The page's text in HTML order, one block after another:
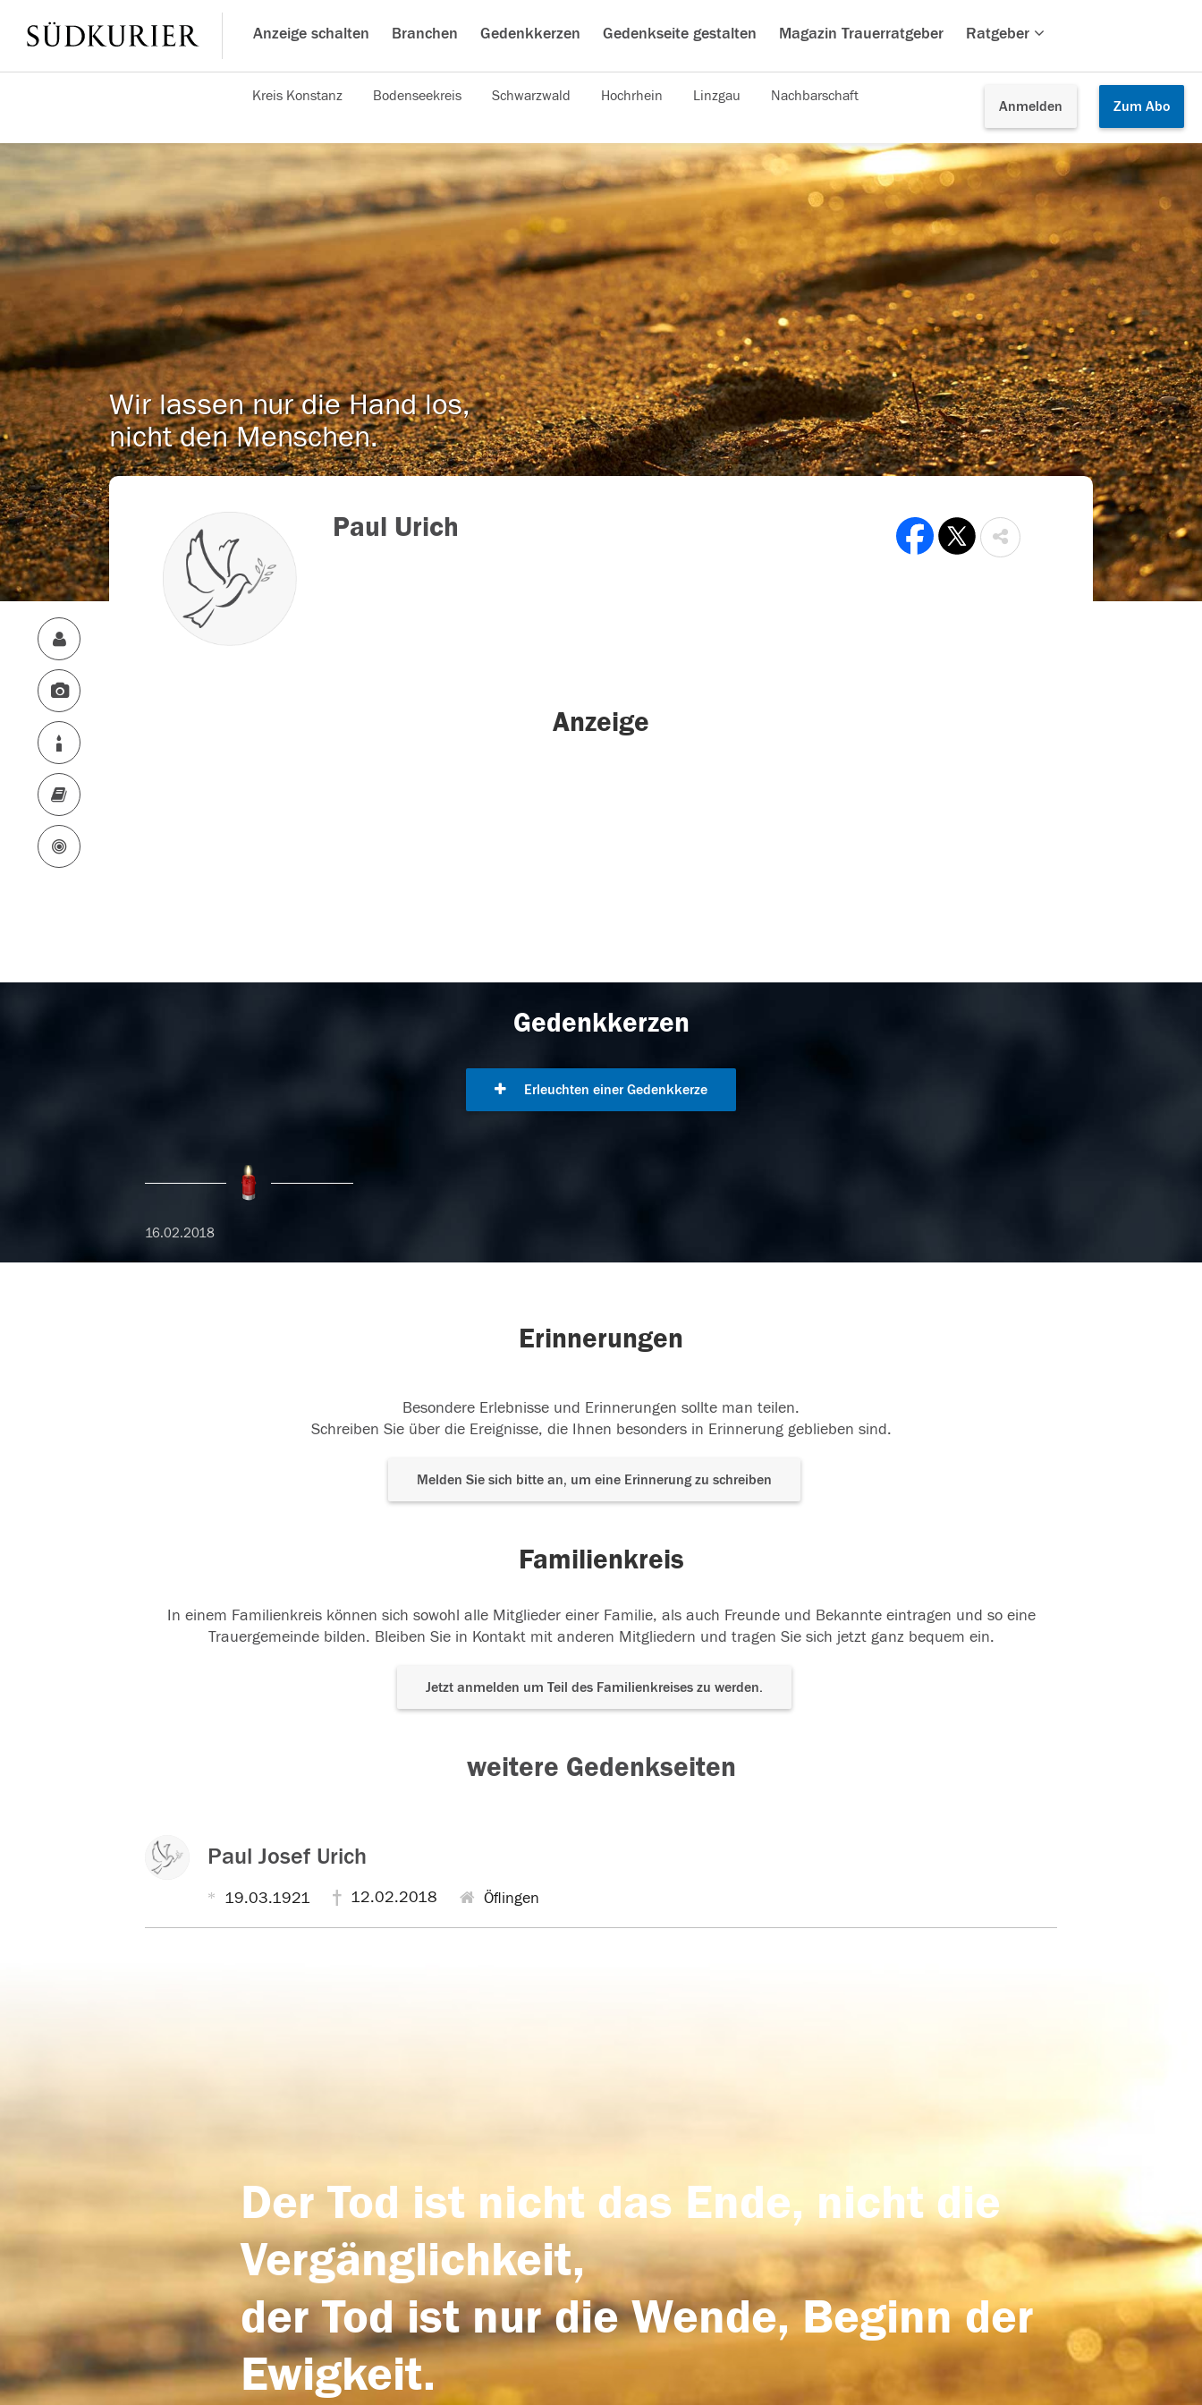
Anzeige schalten Branchen Gedenkkerzen Gedenkseite gestalten Magazin Trauerratgeber Ratgeber
Anmelden Zum Abo
Kreis Konstanz Bodenseekreis Schwarzwald Hochrhein Linzgau Nachbarschaft
Wir lassen nur die Hand los,
nicht den Menschen.
Paul Urich
Anzeige
Gedenkkerzen
Erleuchten einer Gedenkkerze
16.02.2018
Erinnerungen
Besondere Erlebnisse und Erinnerungen sollte man teilen.
Schreiben Sie über die Ereignisse, die Ihnen besonders in Erinnerung geblieben sind.
Melden Sie sich bitte an, um eine Erinnerung zu schreiben
Familienkreis
In einem Familienkreis können sich sowohl alle Mitglieder einer Familie, als auch Freunde und Bekannte eintragen und so eine
Trauergemeinde bilden. Bleiben Sie in Kontakt mit anderen Mitgliedern und tragen Sie sich jetzt ganz bequem ein.
Jetzt anmelden um Teil des Familienkreises zu werden.
weitere Gedenkseiten
Paul Josef Urich
19.03.1921 12.02.2018 Öflingen
Der Tod ist nicht das Ende, nicht die
Vergänglichkeit,
der Tod ist nur die Wende, Beginn der
Ewigkeit.